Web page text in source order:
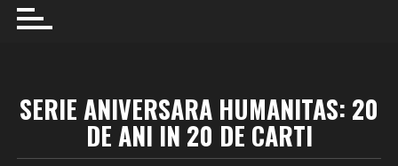
SERIE ANIVERSARA HUMANITAS: 20
DE ANI IN 20 DE CARTI